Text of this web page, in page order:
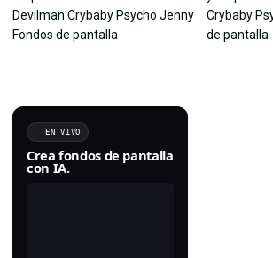
EN VIVO
Crea fondos de pantalla
con IA.